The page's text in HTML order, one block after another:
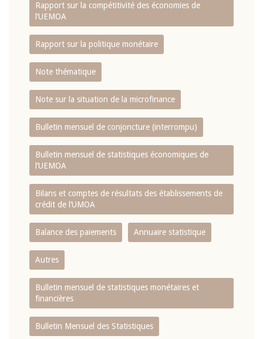
Rapport sur la compétitivité des économies de
l‘UEMOA
Rapport sur la politique monétaire
Note thématique
Note sur la situation de la microfinance
Bulletin mensuel de conjoncture (interrompu)
Bulletin mensuel de statistiques économiques de
l‘UEMOA
Bilans et comptes de résultats des établissements de
crédit de l‘UMOA
Balance des paiements Annuaire statistique
Autres
Bulletin mensuel de statistiques monétaires et
financières
Bulletin Mensuel des Statistiques